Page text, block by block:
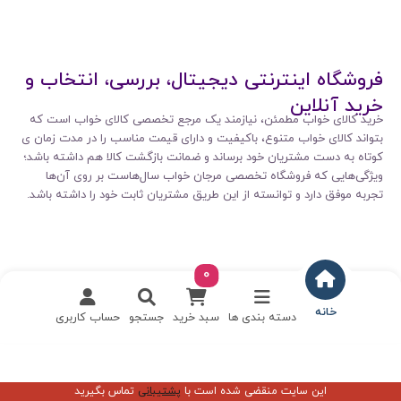
این سایت منقضی شده است با پشتیبانی تماس بگیرید
خانه دسته بندی ها
0
سبد خرید جستجو حساب کاربری
فروشگاه اینترنتی دیجیتال، بررسی، انتخاب و
خرید آنلاین
خرید کالای خواب مطمئن، نیازمند یک مرجع تخصصی کالای خواب است که
بتواند کالای خواب متنوع، باکیفیت و دارای قیمت مناسب را در مدت زمان ی
کوتاه به دست مشتریان خود برساند و ضمانت بازگشت کالا هم داشته باشد؛
ویژگی‌هایی که فروشگاه تخصصی مرجان خواب سال‌هاست بر روی آن‌ها
تجربه موفق دارد و توانسته از این طریق مشتریان ثابت خود را داشته باشد.